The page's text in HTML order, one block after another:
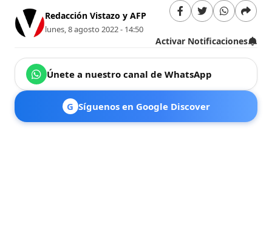
Redacción Vistazo y AFP
lunes, 8 agosto 2022 - 14:50
Activar Notificaciones
Únete a nuestro canal de WhatsApp
G Síguenos en Google Discover